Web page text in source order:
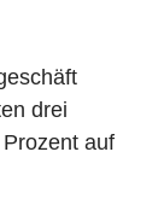
drei
auf